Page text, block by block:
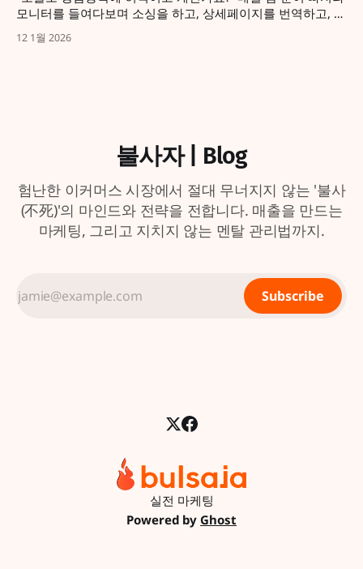
모니터를 들여다보며 소싱을 하고, 상세페이지를 번역하고, 상
품을 등록합니다. 분명 남들보다 덜 자고 더 일했는데, 왜 매출
은 늘 제자리일까요? 혹시 '열심히 하면 언젠가는 터지겠지'라
12 1월 2026
불사자 | Blog
험난한 이커머스 시장에서 절대 무너지지 않는 '불사
(不死)'의 마인드와 전략을 전합니다. 매출을 만드는
마케팅, 그리고 지치지 않는 멘탈 관리법까지.
Subscribe
실전 마케팅
Powered by Ghost